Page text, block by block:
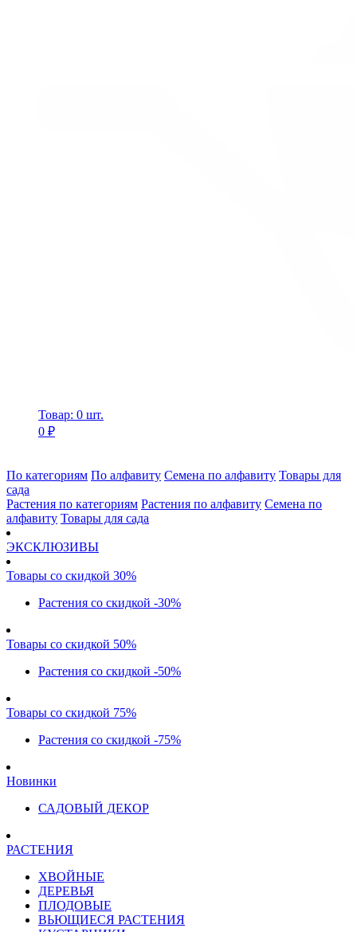
Товар: 0 шт.
0 ₽
По категориям По алфавиту Семена по алфавиту Товары для
сада
Растения по категориям Растения по алфавиту Семена по
алфавиту Товары для сада
ЭКСКЛЮЗИВЫ
Товары со скидкой 30%
Растения со скидкой -30%
Товары со скидкой 50%
Растения со скидкой -50%
Товары со скидкой 75%
Растения со скидкой -75%
Новинки
САДОВЫЙ ДЕКОР
РАСТЕНИЯ
ХВОЙНЫЕ
ДЕРЕВЬЯ
ПЛОДОВЫЕ
ВЬЮЩИЕСЯ РАСТЕНИЯ